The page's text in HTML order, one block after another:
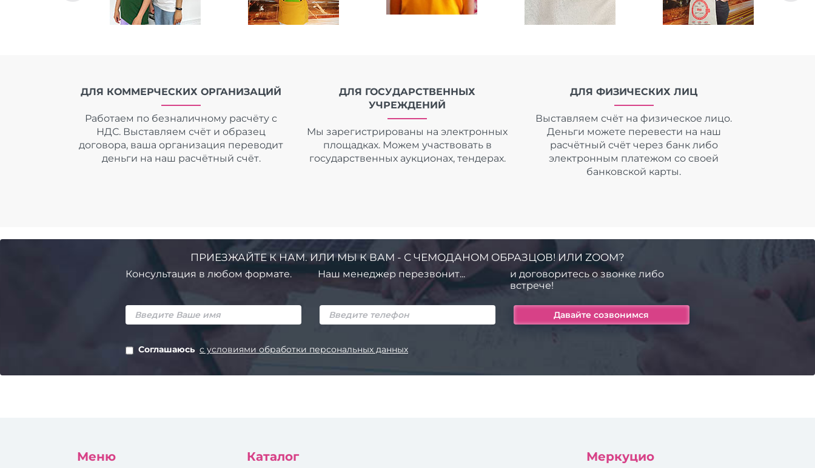
ДЛЯ КОММЕРЧЕСКИХ ОРГАНИЗАЦИЙ
Работаем по безналичному расчёту с
НДС. Выставляем счёт и образец
договора, ваша организация переводит
деньги на наш расчётный счёт.
ДЛЯ ГОСУДАРСТВЕННЫХ
УЧРЕЖДЕНИЙ
Мы зарегистрированы на электронных
площадках. Можем участвовать в
государственных аукционах, тендерах.
ДЛЯ ФИЗИЧЕСКИХ ЛИЦ
Выставляем счёт на физическое лицо.
Деньги можете перевести на наш
расчётный счёт через банк либо
электронным платежом со своей
банковской карты.
ПРИЕЗЖАЙТЕ К НАМ. ИЛИ МЫ К ВАМ - С ЧЕМОДАНОМ ОБРАЗЦОВ! ИЛИ ZOOM?
Консультация в любом формате. Наш менеджер перезвонит...
и договоритесь о звонке либо
встрече!
Соглашаюсь с условиями обработки персональных данных
Меню Каталог Меркуцио